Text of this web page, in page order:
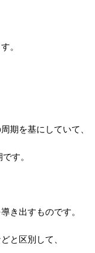
。
期を基にしていて、
す。
き出すものです。
と区別して、